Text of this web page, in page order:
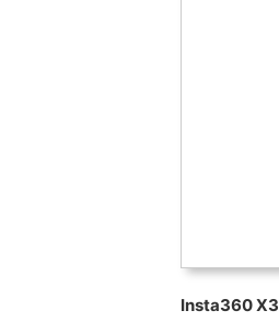
Insta360 X3